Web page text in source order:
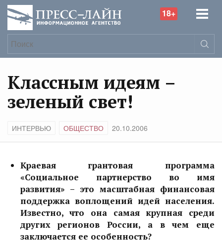
18+
Классным идеям –
зеленый свет!
ИНТЕРВЬЮ ОБЩЕСТВО 20.10.2006
Краевая грантовая программа
«Социальное партнерство во имя
развития» – это масштабная финансовая
поддержка воплощений идей населения.
Известно, что она самая крупная среди
других регионов России, а в чем еще
заключается ее особенность?